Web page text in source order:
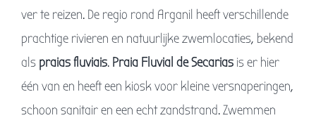
ver te reizen. De regio rond Arganil heeft verschillende
prachtige rivieren en natuurlijke zwemlocaties, bekend
als praias fluviais. Praia Fluvial de Secariasis er hier
één van en heeft een kiosk voor kleine versnaperingen,
schoon sanitair en een echt zandstrand. Zwemmen